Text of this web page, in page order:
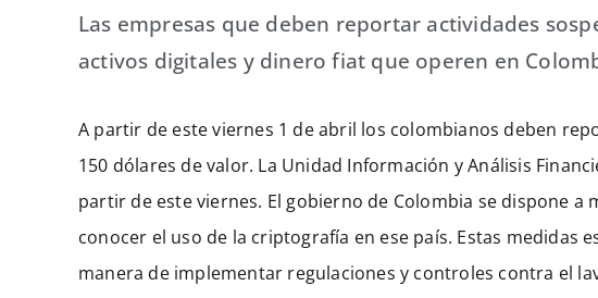
Las empresas que deben reportar actividades
activos digitales y dinero fiat que operen en
A partir de este viernes 1 de abril los colombianos deben
150 dólares de valor. La Unidad Información y Análisis
partir de este viernes. El gobierno de Colombia se dispone
conocer el uso de la criptografía en ese país. Estas medidas
manera de implementar regulaciones y controles contra el